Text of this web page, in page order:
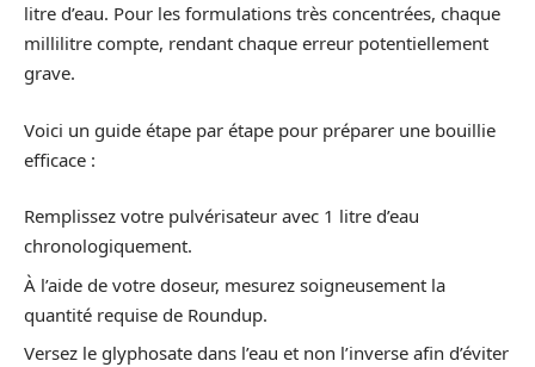
litre d’eau. Pour les formulations très concentrées, chaque
millilitre compte, rendant chaque erreur potentiellement
grave.
Voici un guide étape par étape pour préparer une bouillie
efficace :
Remplissez votre pulvérisateur avec 1 litre d’eau
chronologiquement.
À l’aide de votre doseur, mesurez soigneusement la
quantité requise de Roundup.
Versez le glyphosate dans l’eau et non l’inverse afin d’éviter